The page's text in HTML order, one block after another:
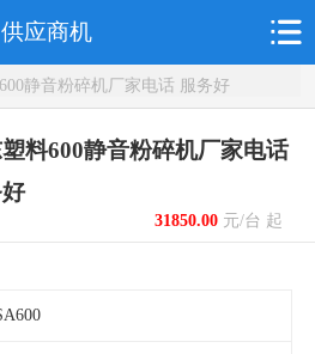
供应商机
静音粉碎机厂家电话 服务好
料600静音粉碎机厂家电话
31850.00元/台 起